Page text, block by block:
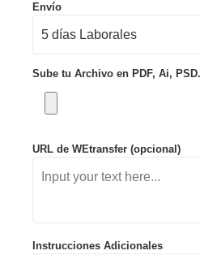
Envío
Sube tu Archivo en PDF, Ai,
URL de WEtransfer (opcional)
Instrucciones Adicionales